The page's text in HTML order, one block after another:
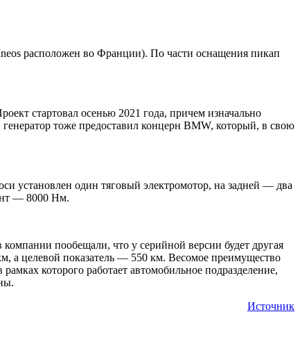
расположен во Франции). По части оснащения пикап
стартовал осенью 2021 года, причем изначально
тоже предоставил концерн BMW, который, в свою
установлен один тяговый электромотор, на задней — два
— 8000 Нм.
пообещали, что у серийной версии будет другая
а целевой показатель — 550 км. Весомое преимущество
которого работает автомобильное подразделение,
Источник